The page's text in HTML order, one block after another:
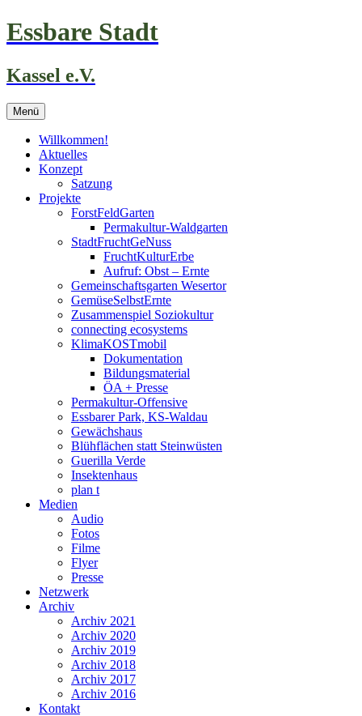
Zum
Inhalt
Essbare Stadt
Kassel e.V.
Menü
Willkommen!
Aktuelles
Konzept
Satzung
Projekte
ForstFeldGarten
Permakultur-Waldgarten
StadtFruchtGeNuss
FruchtKulturErbe
Aufruf: Obst – Ernte
Gemeinschaftsgarten Wesertor
GemüseSelbstErnte
Zusammenspiel Soziokultur
connecting ecosystems
KlimaKOSTmobil
Dokumentation
Bildungsmaterial
ÖA + Presse
Permakultur-Offensive
Essbarer Park, KS-Waldau
Gewächshaus
Blühflächen statt Steinwüsten
Guerilla Verde
Insektenhaus
plan t
Medien
Audio
Fotos
Filme
Flyer
Presse
Netzwerk
Archiv
Archiv 2021
Archiv 2020
Archiv 2019
Archiv 2018
Archiv 2017
Archiv 2016
Kontakt